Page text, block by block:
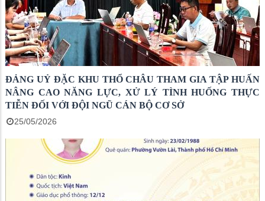
ĐẢNG UỶ ĐẶC KHU THỔ CHÂU THAM GIA TẬP HUẤN
NÂNG CAO NĂNG LỰC, XỬ LÝ TÌNH HUỐNG THỰC
TIỄN ĐỐI VỚI ĐỘI NGŨ CÁN BỘ CƠ SỞ
25/05/2026